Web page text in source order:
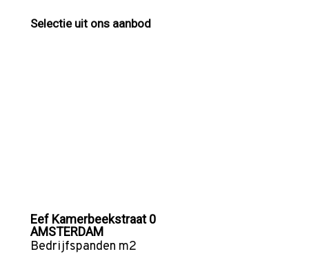
Selectie uit ons aanbod
Eef Kamerbeekstraat 0
AMSTERDAM
Bedrijfspanden m2